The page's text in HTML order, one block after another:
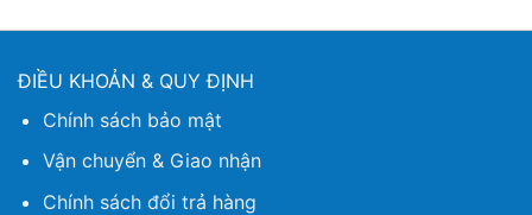
ĐIỀU KHOẢN & QUY ĐỊNH
Chính sách bảo mật
Vận chuyển & Giao nhận
Chính sách đổi trả hàng